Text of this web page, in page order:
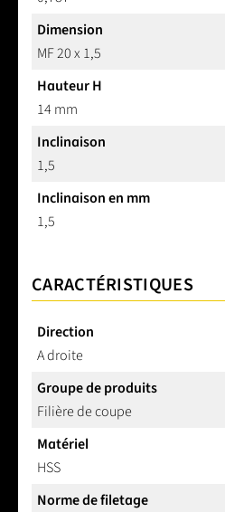
Dimension
MF 20 x 1,5
Hauteur H
14 mm
Inclinaison
1,5
Inclinaison en mm
1,5
CARACTÉRISTIQUES
Direction
A droite
Groupe de produits
Filière de coupe
Matériel
HSS
Norme de filetage